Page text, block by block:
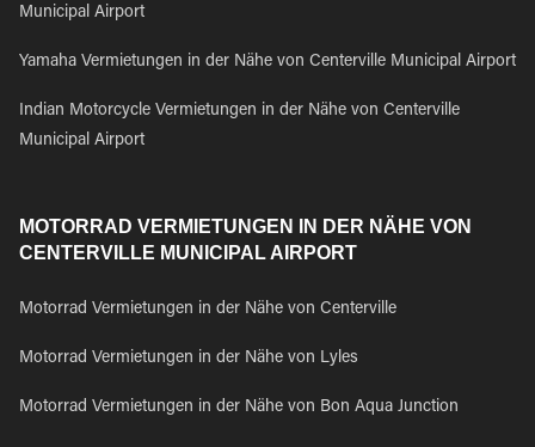
Municipal Airport
Yamaha Vermietungen in der Nähe von Centerville Municipal Airport
Indian Motorcycle Vermietungen in der Nähe von Centerville
Municipal Airport
MOTORRAD VERMIETUNGEN IN DER NÄHE VON
CENTERVILLE MUNICIPAL AIRPORT
Motorrad Vermietungen in der Nähe von Centerville
Motorrad Vermietungen in der Nähe von Lyles
Motorrad Vermietungen in der Nähe von Bon Aqua Junction